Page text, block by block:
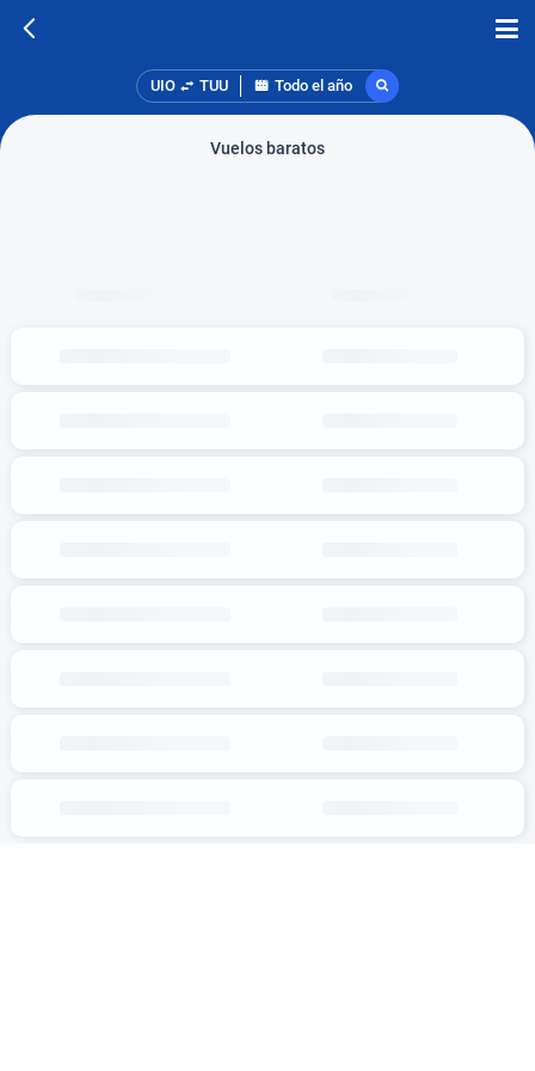
UIO TUU Todo el año
Vuelos baratos